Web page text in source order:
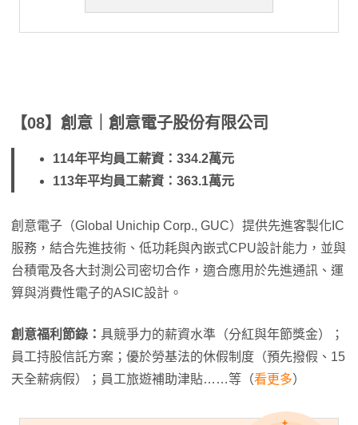
【08】創意｜創意電子股份有限公司
114年平均員工薪資：334.2萬元
113年平均員工薪資：363.1萬元
創意電子（Global Unichip Corp., GUC）提供先進客製化IC
服務，結合先進技術、低功耗與內嵌式CPU設計能力，並與
台積電及各大封測公司密切合作，適合應用於先進通訊、運
算與消費性電子的ASIC設計。
創意福利節錄： 具競爭力的薪資水準（分紅與年節獎金）；
員工持股信託方案；優於勞基法的休假制度（預先撥假、15
天全薪病假）；員工旅遊補助津貼……等（看更多）